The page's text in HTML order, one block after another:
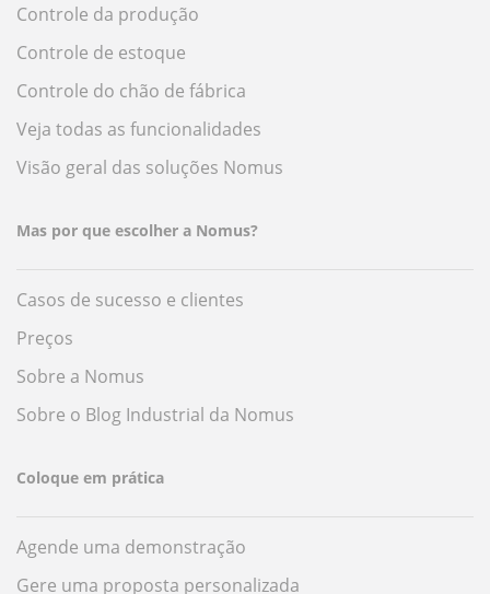
Controle da produção
Controle de estoque
Controle do chão de fábrica
Veja todas as funcionalidades
Visão geral das soluções Nomus
Mas por que escolher a Nomus?
Casos de sucesso e clientes
Preços
Sobre a Nomus
Sobre o Blog Industrial da Nomus
Coloque em prática
Agende uma demonstração
Gere uma proposta personalizada